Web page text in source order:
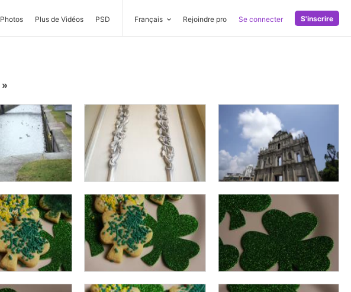
Photos Plus de Vidéos PSD Français Rejoindre pro Se connecter S'inscrire